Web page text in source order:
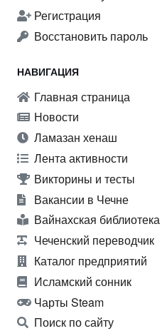
Регистрация
Восстановить пароль
НАВИГАЦИЯ
Главная страница
Новости
Ламазан хенаш
Лента активности
Викторины и тесты
Вакансии в Чечне
Вайнахская библиотека
Чеченский переводчик
Каталог предприятий
Исламский сонник
Чарты Steam
Поиск по сайту